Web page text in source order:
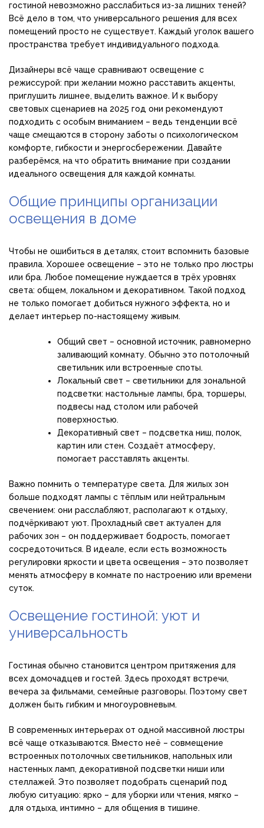
гостиной невозможно расслабиться из-за лишних теней?
Всё дело в том, что универсального решения для всех
помещений просто не существует. Каждый уголок вашего
пространства требует индивидуального подхода.
Дизайнеры всё чаще сравнивают освещение с
режиссурой: при желании можно расставить акценты,
приглушить лишнее, выделить важное. И к выбору
световых сценариев на 2025 год они рекомендуют
подходить с особым вниманием – ведь тенденции всё
чаще смещаются в сторону заботы о психологическом
комфорте, гибкости и энергосбережении. Давайте
разберёмся, на что обратить внимание при создании
идеального освещения для каждой комнаты.
Общие принципы организации
освещения в доме
Чтобы не ошибиться в деталях, стоит вспомнить базовые
правила. Хорошее освещение – это не только про люстры
или бра. Любое помещение нуждается в трёх уровнях
света: общем, локальном и декоративном. Такой подход
не только помогает добиться нужного эффекта, но и
делает интерьер по-настоящему живым.
Общий свет – основной источник, равномерно
заливающий комнату. Обычно это потолочный
светильник или встроенные споты.
Локальный свет – светильники для зональной
подсветки: настольные лампы, бра, торшеры,
подвесы над столом или рабочей
поверхностью.
Декоративный свет – подсветка ниш, полок,
картин или стен. Создаёт атмосферу,
помогает расставлять акценты.
Важно помнить о температуре света. Для жилых зон
больше подходят лампы с тёплым или нейтральным
свечением: они расслабляют, располагают к отдыху,
подчёркивают уют. Прохладный свет актуален для
рабочих зон – он поддерживает бодрость, помогает
сосредоточиться. В идеале, если есть возможность
регулировки яркости и цвета освещения – это позволяет
менять атмосферу в комнате по настроению или времени
суток.
Освещение гостиной: уют и
универсальность
Гостиная обычно становится центром притяжения для
всех домочадцев и гостей. Здесь проходят встречи,
вечера за фильмами, семейные разговоры. Поэтому свет
должен быть гибким и многоуровневым.
В современных интерьерах от одной массивной люстры
всё чаще отказываются. Вместо неё – совмещение
встроенных потолочных светильников, напольных или
настенных ламп, декоративной подсветки ниши или
стеллажей. Это позволяет подобрать сценарий под
любую ситуацию: ярко – для уборки или чтения, мягко –
для отдыха, интимно – для общения в тишине.